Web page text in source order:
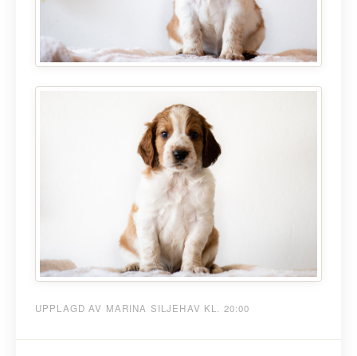
UPPLAGD AV MARINA SILJEHAV KL. 20:00